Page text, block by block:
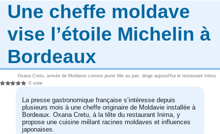
Une cheffe moldave
vise l’étoile Michelin à
Bordeaux
Oxana Cretu, arrivée de Moldavie comme jeune fille au pair, dirige aujourd’hui le restaurant Inima
0 vote
La presse gastronomique française s’intéresse depuis
plusieurs mois à une cheffe originaire de Moldavie installée à
Bordeaux. Oxana Cretu, à la tête du restaurant Inima, y
propose une cuisine mêlant racines moldaves et influences
japonaises.